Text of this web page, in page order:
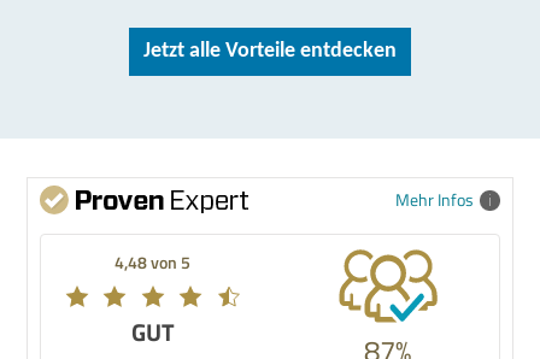
Jetzt alle Vorteile entdecken
Mehr Infos
4,48 von 5
GUT 87%